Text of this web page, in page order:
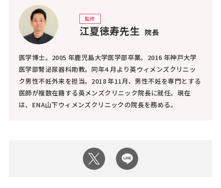
監修
江夏徳寿先生 院長
医学博士。2005 年鹿児島大学医学部卒業。2016 年神戸大学
医学部腎泌尿器科助教。同年4 月より英ウィメンズクリニッ
ク男性不妊外来を担当。2018 年11月、男性不妊を専門とする
医師が複数在籍する英メンズクリニック院長に就任。現在
は、ENA山下ウィメンズクリニックの院長を務める。